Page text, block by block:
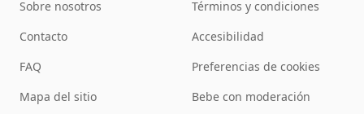
Sobre nosotros
Contacto
FAQ
Mapa del sitio
Términos y condiciones
Accesibilidad
Preferencias de cookies
Bebe con moderación